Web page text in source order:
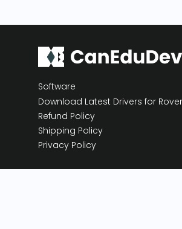
Software
Download Latest Drivers for Rover
Refund Policy
Shipping Policy
Privacy Policy